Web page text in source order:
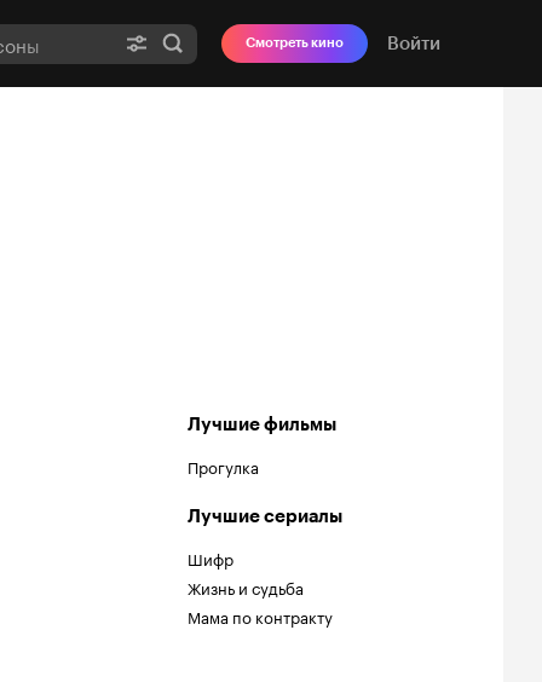
Смотреть кино Войти
Лучшие фильмы
Прогулка
Лучшие сериалы
Шифр
Жизнь и судьба
Мама по контракту